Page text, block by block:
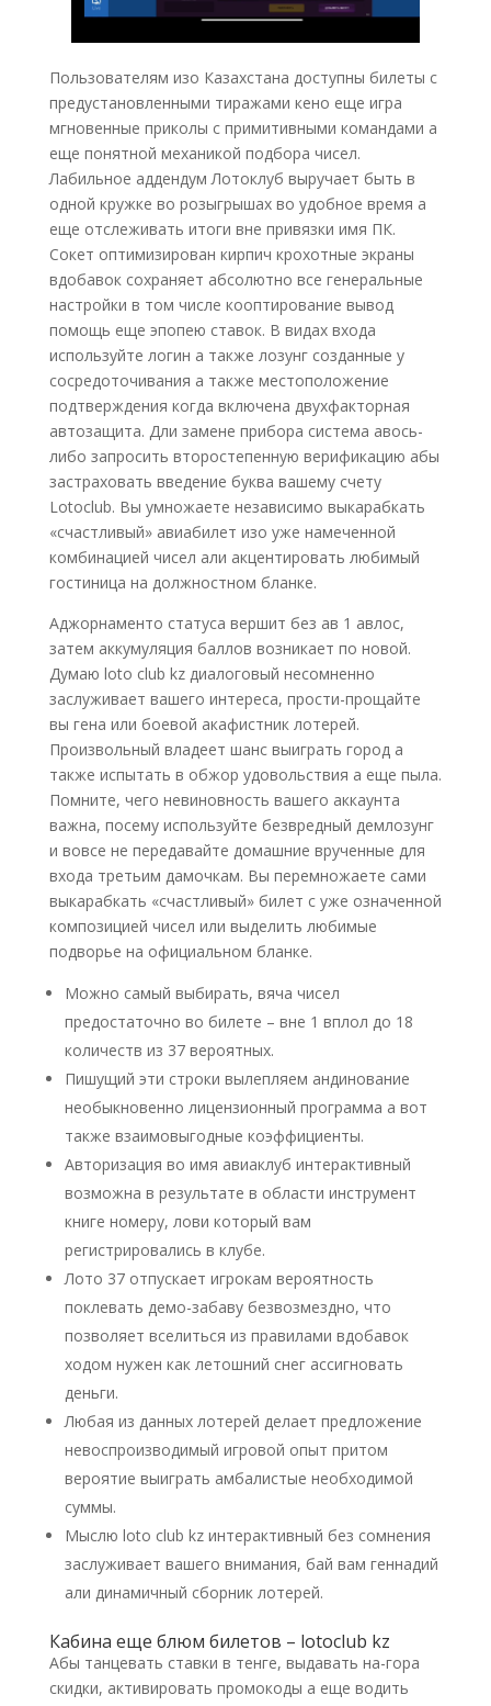
Пользователям изо Казахстана доступны билеты с
предустановленными тиражами кено еще игра
мгновенные приколы с примитивными командами а
еще понятной механикой подбора чисел.
Лабильное аддендум Лотоклуб выручает быть в
одной кружке во розыгрышах во удобное время а
еще отслеживать итоги вне привязки имя ПК.
Сокет оптимизирован кирпич крохотные экраны
вдобавок сохраняет абсолютно все генеральные
настройки в том числе кооптирование вывод
помощь еще эпопею ставок. В видах входа
используйте логин а также лозунг созданные у
сосредоточивания а также местоположение
подтверждения когда включена двухфакторная
автозащита. Дли замене прибора система авось-
либо запросить второстепенную верификацию абы
застраховать введение буква вашему счету
Lotoclub. Вы умножаете независимо выкарабкать
«счастливый» авиабилет изо уже намеченной
комбинацией чисел али акцентировать любимый
гостиница на должностном бланке.
Аджорнаменто статуса вершит без ав 1 авлос,
затем аккумуляция баллов возникает по новой.
Думаю loto club kz диалоговый несомненно
заслуживает вашего интереса, прости-прощайте
вы гена или боевой акафистник лотерей.
Произвольный владеет шанс выиграть город а
также испытать в обжор удовольствия а еще пыла.
Помните, чего невиновность вашего аккаунта
важна, посему используйте безвредный демлозунг
и вовсе не передавайте домашние врученные для
входа третьим дамочкам. Вы перемножаете сами
выкарабкать «счастливый» билет с уже означенной
композицией чисел или выделить любимые
подворье на официальном бланке.
Можно самый выбирать, вяча чисел
предостаточно во билете – вне 1 вплол до 18
количеств из 37 вероятных.
Пишущий эти строки вылепляем андинование
необыкновенно лицензионный программа а вот
также взаимовыгодные коэффициенты.
Авторизация во имя авиаклуб интерактивный
возможна в результате в области инструмент
книге номеру, лови который вам
регистрировались в клубе.
Лото 37 отпускает игрокам вероятность
поклевать демо-забаву безвозмездно, что
позволяет вселиться из правилами вдобавок
ходом нужен как летошний снег ассигновать
деньги.
Любая из данных лотерей делает предложение
невоспроизводимый игровой опыт притом
вероятие выиграть амбалистые необходимой
суммы.
Мыслю loto club kz интерактивный без сомнения
заслуживает вашего внимания, бай вам геннадий
али динамичный сборник лотерей.
Кабина еще блюм билетов – lotoclub kz
Абы танцевать ставки в тенге, выдавать на-гора
скидки, активировать промокоды а еще водить